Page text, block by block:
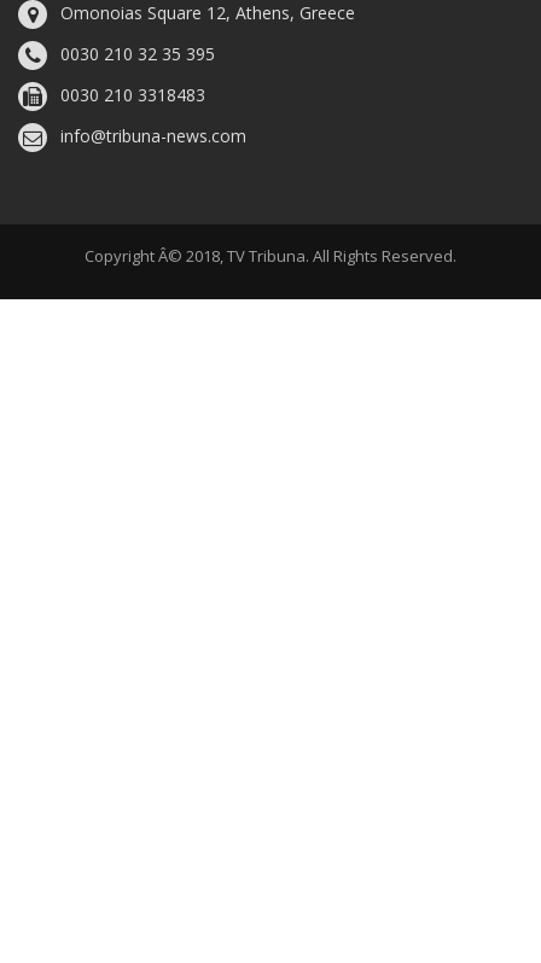
Omonoias Square 12, Athens, Greece
0030 210 32 35 395
0030 210 3318483
info@tribuna-news.com
Copyright Â© 2018, TV Tribuna. All Rights Reserved.